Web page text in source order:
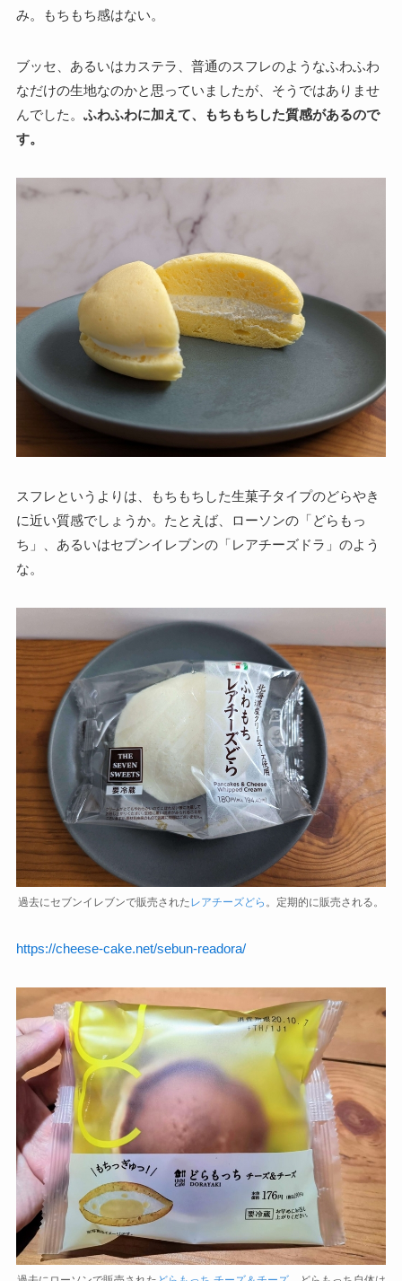
み。もちもち感はない。
ブッセ、あるいはカステラ、普通のスフレのようなふわふわ
なだけの生地なのかと思っていましたが、そうではありませ
んでした。 ふわふわに加えて、もちもちした質感があるので
す。
スフレというよりは、もちもちした生菓子タイプのどらやき
に近い質感でしょうか。たとえば、ローソンの「どらもっ
ち」、あるいはセブンイレブンの「レアチーズドラ」のよう
な。
過去にセブンイレブンで販売されたレアチーズどら 。定期的に販売される。
https://cheese-cake.net/sebun-readora/